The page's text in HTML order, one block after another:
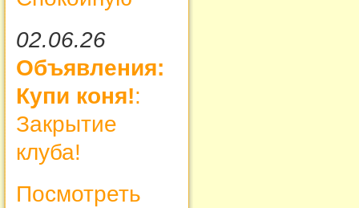
02.06.26
Объявления:
Купи коня!:
Закрытие
клуба!
Посмотреть